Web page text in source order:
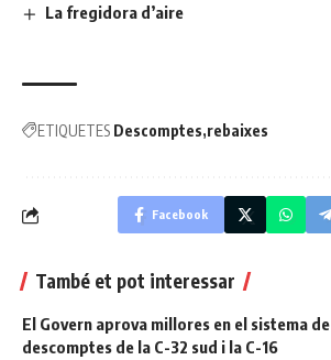
La fregidora d’aire
ETIQUETES Descomptes rebaixes
Facebook
També et pot interessar
El Govern aprova millores en el sistema de
descomptes de la C-32 sud i la C-16